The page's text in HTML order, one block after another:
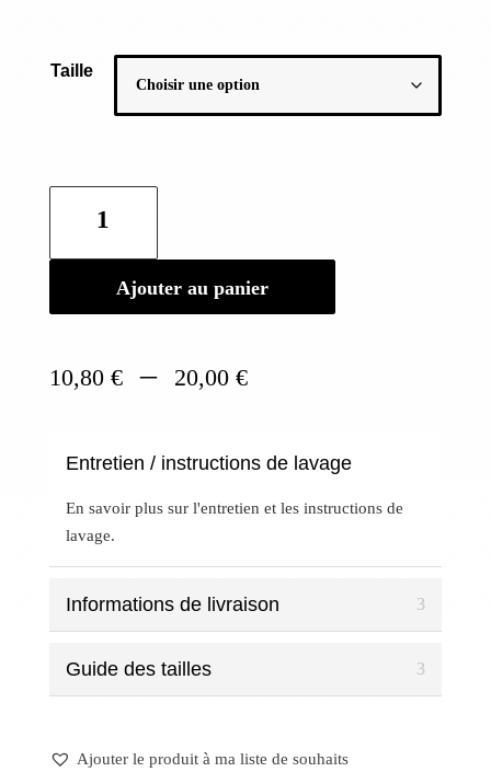
Taille
Set
corbeilles
Ajouter au panier
10,80 € – 20,00 €Plage
10,80 €
à
20,00 €
Entretien / instructions de lavage
En savoir plus sur l'entretien et les instructions de
lavage.
Informations de livraison
Guide des tailles
Ajouter le produit à ma liste de souhaits